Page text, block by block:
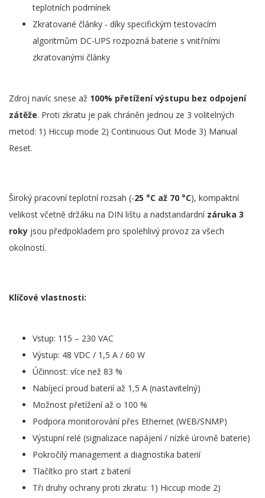
teplotních podmínek
Zkratované články - díky specifickým testovacím
algoritmům DC-UPS rozpozná baterie s vnitřními
zkratovanými články
Zdroj navíc snese až 100% přetížení výstupu bez odpojení
zátěže. Proti zkratu je pak chráněn jednou ze 3 volitelných
metod: 1) Hiccup mode 2) Continuous Out Mode 3) Manual
Reset.
Široký pracovní teplotní rozsah (-25 °C až 70 °C), kompaktní
velikost včetně držáku na DIN lištu a nadstandardní záruka 3
roky jsou předpokladem pro spolehlivý provoz za všech
okolností.
Klíčové vlastnosti:
Vstup: 115 – 230 VAC
Výstup: 48 VDC / 1,5 A / 60 W
Účinnost: více než 83 %
Nabíjecí proud baterií až 1,5 A (nastavitelný)
Možnost přetížení až o 100 %
Podpora monitorování přes Ethernet (WEB/SNMP)
Výstupní relé (signalizace napájení / nízké úrovně baterie)
Pokročilý management a diagnostika baterií
Tlačítko pro start z baterií
Tři druhy ochrany proti zkratu: 1) Hiccup mode 2)